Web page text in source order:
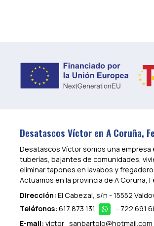
Desatascos Víctor en A Coruña,
Desatascos Víctor somos una
tuberías, bajantes de comunidades,
eliminar tapones en lavabos y
Actuamos en la provincia de A Coruña,
Dirección: El Cabezal, s/n - 15552
Teléfonos: 617 873 131 - 722 691
E-mail: victor_sanbartolo@hotmail.com